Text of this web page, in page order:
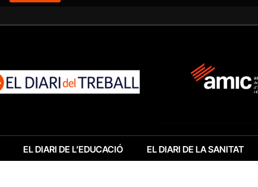
EL DIARI DE L’EDUCACIÓ EL DIARI DE LA SANITAT